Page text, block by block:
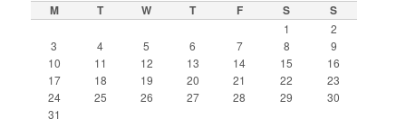
M T W T F S S
1
2
3
4 5 6 7 8
9
10
11 12 13 14 15
16
17
18 19 20 21 22
23
24
25 26 27 28 29
30
31